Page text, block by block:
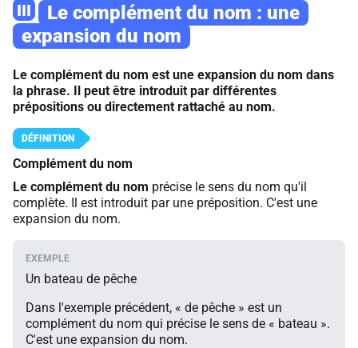
III
Le complément du nom : une
expansion du nom
Le complément du nom est une expansion du nom dans
la phrase. Il peut être introduit par différentes
prépositions ou directement rattaché au nom.
Complément du nom
Le complément du nom précise le sens du nom qu'il
complète. Il est introduit par une préposition. C'est une
expansion du nom.
Un bateau de pêche
Dans l'exemple précédent, « de pêche » est un
complément du nom qui précise le sens de « bateau ».
C'est une expansion du nom.